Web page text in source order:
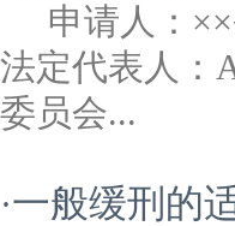
申请人：
法定代表人
委员会...
·一般缓刑的